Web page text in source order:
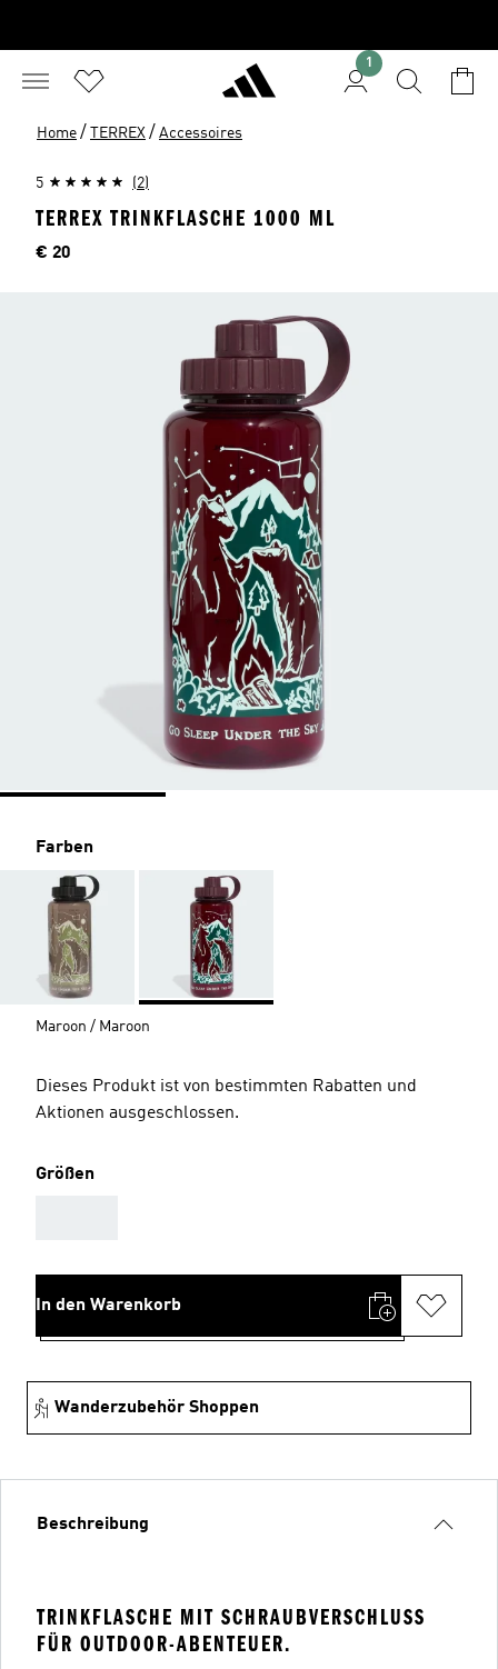
1
Home / TERREX / Accessoires
5 (2)
TERREX TRINKFLASCHE 1000 ML
Preis
€ 20
Farben
Maroon / Maroon
Dieses Produkt ist von bestimmten Rabatten und
Aktionen ausgeschlossen.
Größen
In den Warenkorb
Wanderzubehör Shoppen
Beschreibung
TRINKFLASCHE MIT SCHRAUBVERSCHLUSS
FÜR OUTDOOR-ABENTEUER.